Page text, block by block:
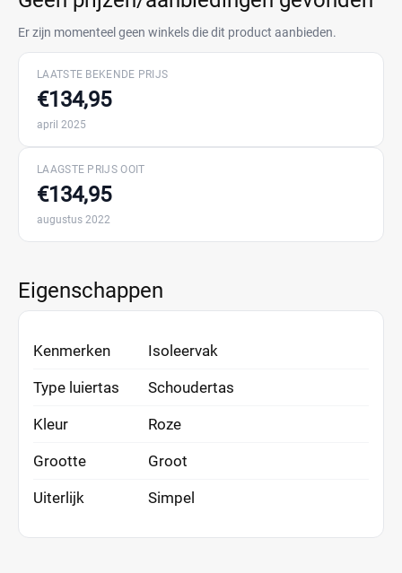
Er zijn momenteel geen winkels die dit product aanbieden.
LAATSTE BEKENDE PRIJS
€134,95
april 2025
LAAGSTE PRIJS OOIT
€134,95
augustus 2022
Eigenschappen
Kenmerken Isoleervak
Type luiertas Schoudertas
Kleur Roze
Grootte Groot
Uiterlijk Simpel